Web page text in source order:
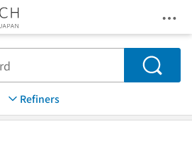
Search
Refiners